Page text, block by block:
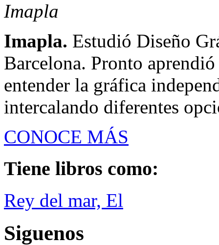
Imapla
Imapla. Estudió Diseño
Barcelona. Pronto
entender la gráfica
intercalando diferentes
CONOCE MÁS
Tiene libros como:
Rey del mar, El
Siguenos